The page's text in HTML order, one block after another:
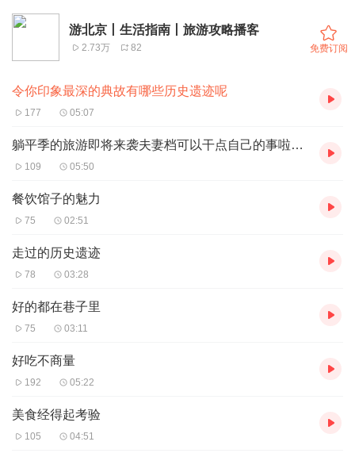
游北京丨生活指南丨旅游攻略播客
2.73万 82 免费订阅
令你印象最深的典故有哪些历史遗迹呢
177 05:07
躺平季的旅游即将来袭夫妻档可以干点自己的事啦走起
109 05:50
餐饮馆子的魅力
75 02:51
走过的历史遗迹
78 03:28
好的都在巷子里
75 03:11
好吃不商量
192 05:22
美食经得起考验
105 04:51